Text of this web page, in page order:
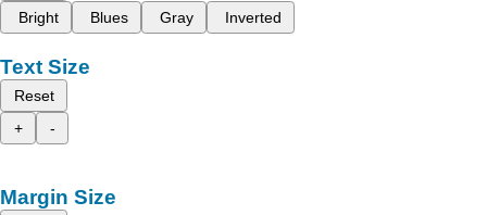
Bright
Blues Gray Inverted
Text Size
Reset
+
-
Margin Size